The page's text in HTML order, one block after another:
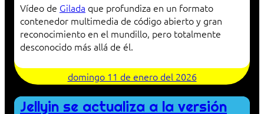
Vídeo de Gilada que profundiza en un formato
contenedor multimedia de código abierto y gran
reconocimiento en el mundillo, pero totalmente
desconocido más allá de él.
domingo 11 de enero del 2026
Jellyin se actualiza a la versión